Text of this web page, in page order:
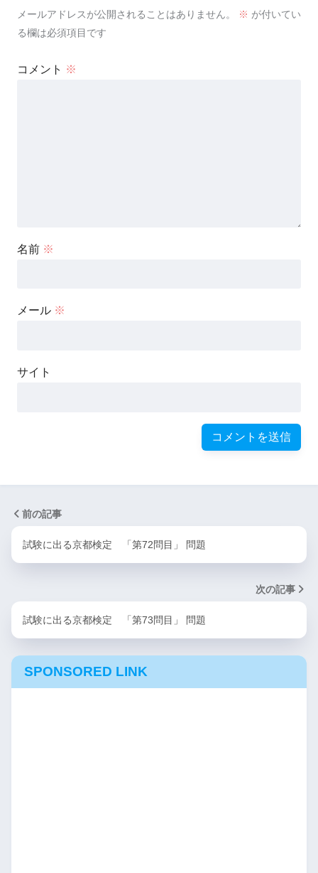
メールアドレスが公開されることはありません。 ※ が付いてい
る欄は必須項目です
コメント ※
名前 ※
メール ※
サイト
前の記事
試験に出る京都検定 「第72問目」 問題
次の記事
試験に出る京都検定 「第73問目」 問題
SPONSORED LINK